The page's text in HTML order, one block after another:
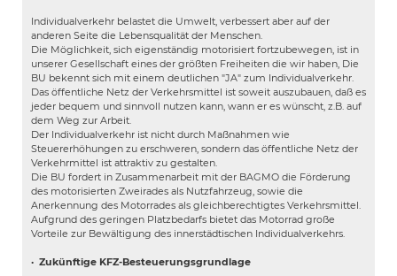
Individualverkehr belastet die Umwelt, verbessert aber auf der
anderen Seite die Lebensqualität der Menschen.
Die Möglichkeit, sich eigenständig motorisiert fortzubewegen, ist in
unserer Gesellschaft eines der größten Freiheiten die wir haben, Die
BU bekennt sich mit einem deutlichen "JA" zum Individualverkehr.
Das öffentliche Netz der Verkehrsmittel ist soweit auszubauen, daß es
jeder bequem und sinnvoll nutzen kann, wann er es wünscht, z.B. auf
dem Weg zur Arbeit.
Der Individualverkehr ist nicht durch Maßnahmen wie
Steuererhöhungen zu erschweren, sondern das öffentliche Netz der
Verkehrmittel ist attraktiv zu gestalten.
Die BU fordert in Zusammenarbeit mit der BAGMO die Förderung
des motorisierten Zweirades als Nutzfahrzeug, sowie die
Anerkennung des Motorrades als gleichberechtigtes Verkehrsmittel.
Aufgrund des geringen Platzbedarfs bietet das Motorrad große
Vorteile zur Bewältigung des innerstädtischen Individualverkehrs.
· Zukünftige KFZ-Besteuerungsgrundlage